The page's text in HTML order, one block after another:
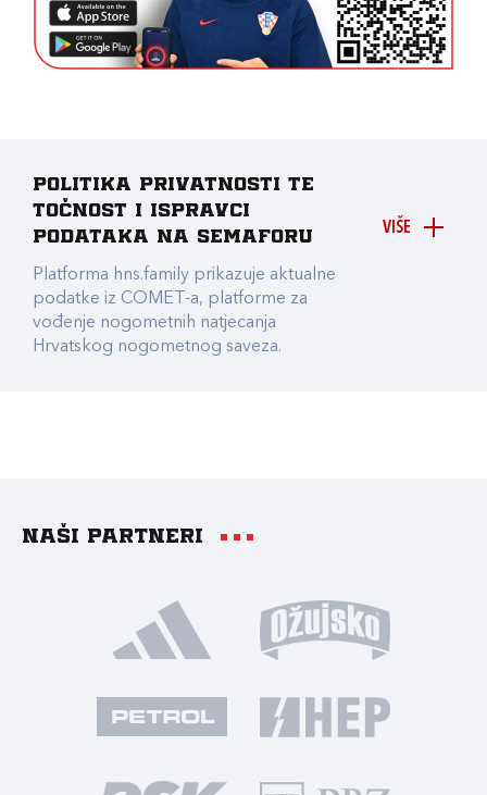
VIŠE
Politika privatnosti te
točnost i ispravci
podataka na Semaforu
Platforma hns.family prikazuje aktualne
podatke iz COMET-a, platforme za
vođenje nogometnih natjecanja
Hrvatskog nogometnog saveza.
Naši partneri